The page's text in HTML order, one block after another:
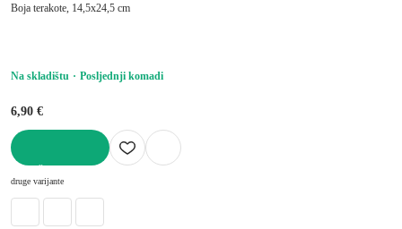
Boja terakote, 14,5x24,5 cm
Na skladištu Posljednji komadi
6,90 €
druge varijante